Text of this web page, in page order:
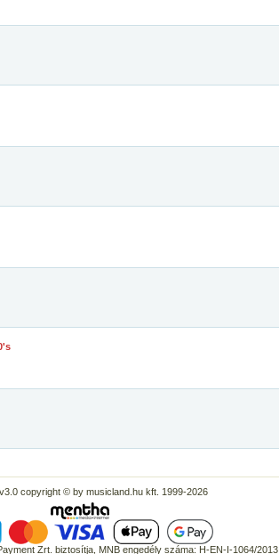
copyright © by musicland.hu kft. 1999-2026
Zrt. biztosítja, MNB engedély száma: H-EN-I-1064/2013